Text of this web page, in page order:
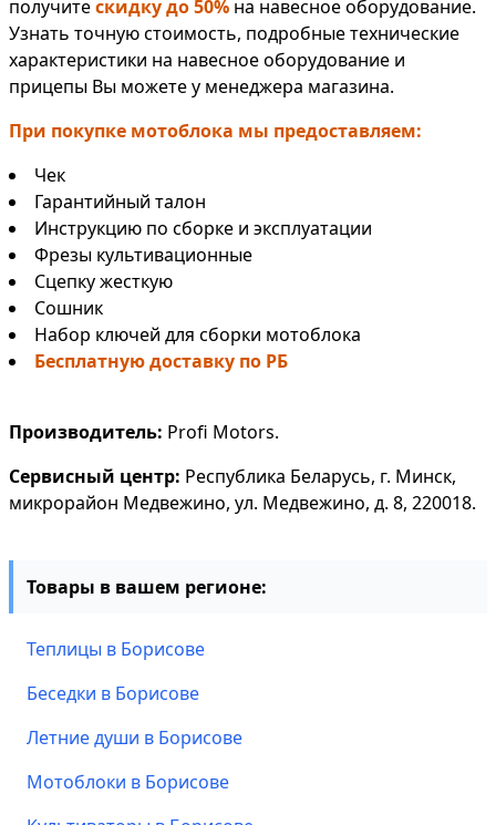
получитескидку до 50% на навесное оборудование.
Узнать точную стоимость, подробные технические
характеристики на навесное оборудование и
прицепы Вы можете у менеджера магазина.
При покупке мотоблока мы предоставляем:
Чек
Гарантийный талон
Инструкцию по сборке и эксплуатации
Фрезы культивационные
Сцепку жесткую
Сошник
Набор ключей для сборки мотоблока
Бесплатную доставку по РБ
Производитель: Profi Motors.
Сервисный центр: Республика Беларусь, г. Минск,
микрорайон Медвежино, ул. Медвежино, д. 8, 220018.
Товары в вашем регионе:
Теплицы в Борисове
Беседки в Борисове
Летние души в Борисове
Мотоблоки в Борисове